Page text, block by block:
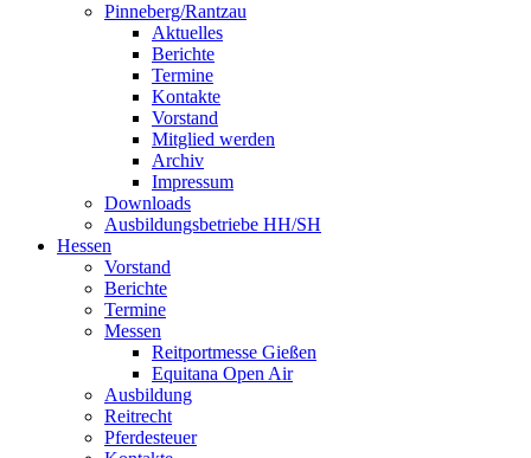
Pinneberg/Rantzau
Aktuelles
Berichte
Termine
Kontakte
Vorstand
Mitglied werden
Archiv
Impressum
Downloads
Ausbildungsbetriebe HH/SH
Hessen
Vorstand
Berichte
Termine
Messen
Reitportmesse Gießen
Equitana Open Air
Ausbildung
Reitrecht
Pferdesteuer